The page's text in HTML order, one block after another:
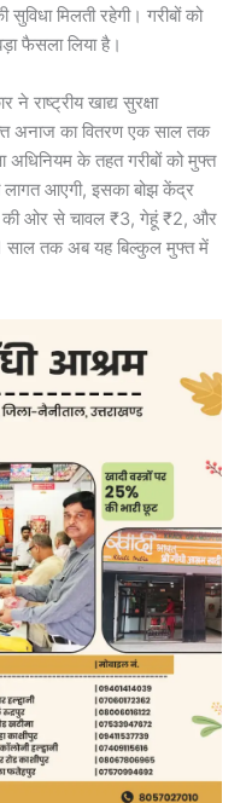
मिलती रहेगी। गरीबों को
फैसला लिया है।
ने राष्ट्रीय खाद्य सुरक्षा
अनाज का वितरण एक साल तक
अधिनियम के तहत गरीबों को मुफ्त
आएगी, इसका बोझ केंद्र
की ओर से चावल ₹3, गेहूं ₹2, और
साल तक अब यह बिल्कुल मुफ्त में